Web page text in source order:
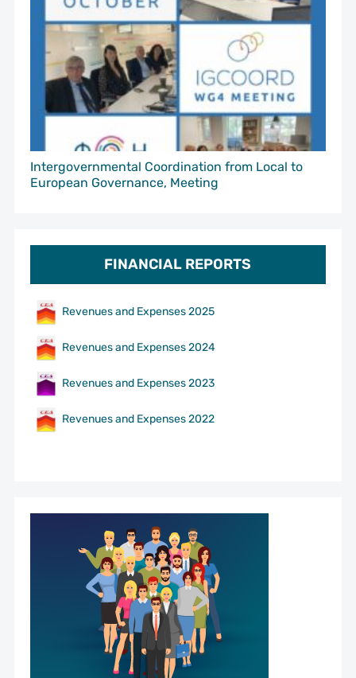
Intergovernmental Coordination from Local to
European Governance, Meeting
FINANCIAL REPORTS
Revenues and Expenses 2025
Revenues and Expenses 2024
Revenues and Expenses 2023
Revenues and Expenses 2022